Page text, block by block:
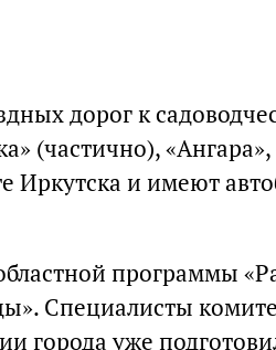
дорог к
(частично),
Иркутска и имеют
программы
Специалисты
города уже